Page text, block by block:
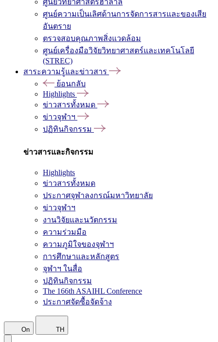
ศูนย์วิทยาศาสตร์ฮาลาล
ศูนย์ความเป็นเลิศด้านการจัดการสารและของเสีย
อันตราย
ตรวจสอบคุณภาพสิ่งแวดล้อม
ศูนย์เครื่องมือวิจัยวิทยาศาสตร์และเทคโนโลยี
(STREC)
สาระความรู้และข่าวสาร
ย้อนกลับ
Highlights
ข่าวสารทั้งหมด
ข่าวจุฬาฯ
ปฏิทินกิจกรรม
ข่าวสารและกิจกรรม
Highlights
ข่าวสารทั้งหมด
ประกาศจุฬาลงกรณ์มหาวิทยาลัย
ข่าวจุฬาฯ
งานวิจัยและนวัตกรรม
ความร่วมมือ
ความภูมิใจของจุฬาฯ
การศึกษาและหลักสูตร
จุฬาฯ ในสื่อ
ปฏิทินกิจกรรม
The 166th ASAIHL Conference
ประกาศจัดซื้อจัดจ้าง
On TH